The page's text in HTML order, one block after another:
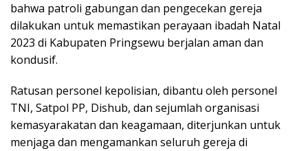
bahwa patroli gabungan dan pengecekan gereja
dilakukan untuk memastikan perayaan ibadah Natal
2023 di Kabupaten Pringsewu berjalan aman dan
kondusif.
Ratusan personel kepolisian, dibantu oleh personel
TNI, Satpol PP, Dishub, dan sejumlah organisasi
kemasyarakatan dan keagamaan, diterjunkan untuk
menjaga dan mengamankan seluruh gereja di